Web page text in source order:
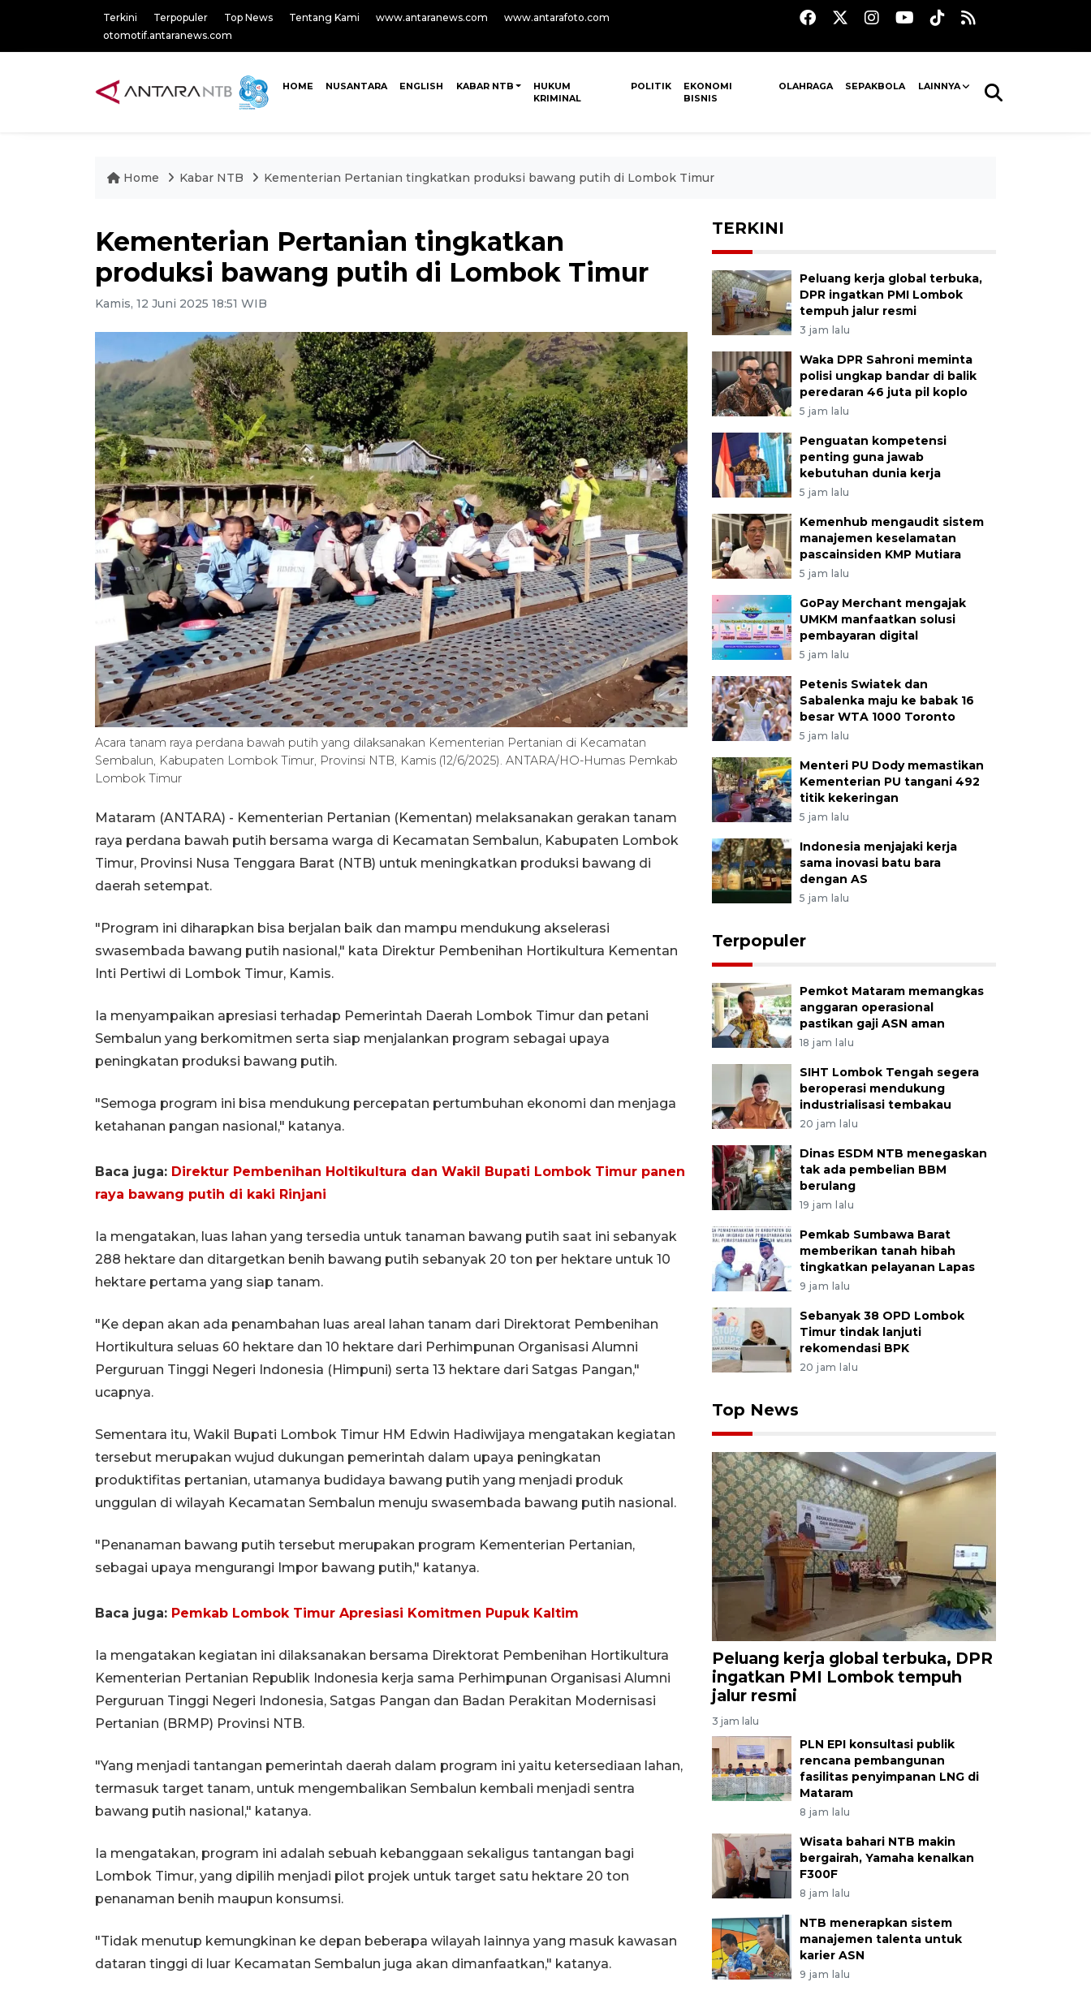
Terkini Terpopuler Top News Tentang Kami www.antaranews.com
www.antarafoto.com
otomotif.antaranews.com
HOME NUSANTARA ENGLISH KABAR NTB
HUKUM
KRIMINAL
POLITIK
EKONOMI
BISNIS
OLAHRAGA SEPAKBOLA LAINNYA
Home Kabar NTB Kementerian Pertanian tingkatkan produksi bawang putih di Lombok Timur
Kementerian Pertanian tingkatkan
produksi bawang putih di Lombok Timur
Kamis, 12 Juni 2025 18:51 WIB
Acara tanam raya perdana bawah putih yang dilaksanakan Kementerian Pertanian di Kecamatan
Sembalun, Kabupaten Lombok Timur, Provinsi NTB, Kamis (12/6/2025). ANTARA/HO-Humas Pemkab
Lombok Timur
Mataram (ANTARA) - Kementerian Pertanian (Kementan) melaksanakan gerakan tanam
raya perdana bawah putih bersama warga di Kecamatan Sembalun, Kabupaten Lombok
Timur, Provinsi Nusa Tenggara Barat (NTB) untuk meningkatkan produksi bawang di
daerah setempat.
"Program ini diharapkan bisa berjalan baik dan mampu mendukung akselerasi
swasembada bawang putih nasional," kata Direktur Pembenihan Hortikultura Kementan
Inti Pertiwi di Lombok Timur, Kamis.
Ia menyampaikan apresiasi terhadap Pemerintah Daerah Lombok Timur dan petani
Sembalun yang berkomitmen serta siap menjalankan program sebagai upaya
peningkatan produksi bawang putih.
"Semoga program ini bisa mendukung percepatan pertumbuhan ekonomi dan menjaga
ketahanan pangan nasional," katanya.
Baca juga: Direktur Pembenihan Holtikultura dan Wakil Bupati Lombok Timur panen
raya bawang putih di kaki Rinjani
Ia mengatakan, luas lahan yang tersedia untuk tanaman bawang putih saat ini sebanyak
288 hektare dan ditargetkan benih bawang putih sebanyak 20 ton per hektare untuk 10
hektare pertama yang siap tanam.
"Ke depan akan ada penambahan luas areal lahan tanam dari Direktorat Pembenihan
Hortikultura seluas 60 hektare dan 10 hektare dari Perhimpunan Organisasi Alumni
Perguruan Tinggi Negeri Indonesia (Himpuni) serta 13 hektare dari Satgas Pangan,"
ucapnya.
Sementara itu, Wakil Bupati Lombok Timur HM Edwin Hadiwijaya mengatakan kegiatan
tersebut merupakan wujud dukungan pemerintah dalam upaya peningkatan
produktifitas pertanian, utamanya budidaya bawang putih yang menjadi produk
unggulan di wilayah Kecamatan Sembalun menuju swasembada bawang putih nasional.
"Penanaman bawang putih tersebut merupakan program Kementerian Pertanian,
sebagai upaya mengurangi Impor bawang putih," katanya.
Baca juga: Pemkab Lombok Timur Apresiasi Komitmen Pupuk Kaltim
Ia mengatakan kegiatan ini dilaksanakan bersama Direktorat Pembenihan Hortikultura
Kementerian Pertanian Republik Indonesia kerja sama Perhimpunan Organisasi Alumni
Perguruan Tinggi Negeri Indonesia, Satgas Pangan dan Badan Perakitan Modernisasi
Pertanian (BRMP) Provinsi NTB.
"Yang menjadi tantangan pemerintah daerah dalam program ini yaitu ketersediaan lahan,
termasuk target tanam, untuk mengembalikan Sembalun kembali menjadi sentra
bawang putih nasional," katanya.
Ia mengatakan, program ini adalah sebuah kebanggaan sekaligus tantangan bagi
Lombok Timur, yang dipilih menjadi pilot projek untuk target satu hektare 20 ton
penanaman benih maupun konsumsi.
"Tidak menutup kemungkinan ke depan beberapa wilayah lainnya yang masuk kawasan
dataran tinggi di luar Kecamatan Sembalun juga akan dimanfaatkan," katanya.
TERKINI
Peluang kerja global terbuka,
DPR ingatkan PMI Lombok
tempuh jalur resmi
3 jam lalu
Waka DPR Sahroni meminta
polisi ungkap bandar di balik
peredaran 46 juta pil koplo
5 jam lalu
Penguatan kompetensi
penting guna jawab
kebutuhan dunia kerja
5 jam lalu
Kemenhub mengaudit sistem
manajemen keselamatan
pascainsiden KMP Mutiara
5 jam lalu
GoPay Merchant mengajak
UMKM manfaatkan solusi
pembayaran digital
5 jam lalu
Petenis Swiatek dan
Sabalenka maju ke babak 16
besar WTA 1000 Toronto
5 jam lalu
Menteri PU Dody memastikan
Kementerian PU tangani 492
titik kekeringan
5 jam lalu
Indonesia menjajaki kerja
sama inovasi batu bara
dengan AS
5 jam lalu
Terpopuler
Pemkot Mataram memangkas
anggaran operasional
pastikan gaji ASN aman
18 jam lalu
SIHT Lombok Tengah segera
beroperasi mendukung
industrialisasi tembakau
20 jam lalu
Dinas ESDM NTB menegaskan
tak ada pembelian BBM
berulang
19 jam lalu
Pemkab Sumbawa Barat
memberikan tanah hibah
tingkatkan pelayanan Lapas
9 jam lalu
Sebanyak 38 OPD Lombok
Timur tindak lanjuti
rekomendasi BPK
20 jam lalu
Top News
Peluang kerja global terbuka, DPR
ingatkan PMI Lombok tempuh
jalur resmi
3 jam lalu
PLN EPI konsultasi publik
rencana pembangunan
fasilitas penyimpanan LNG di
Mataram
8 jam lalu
Wisata bahari NTB makin
bergairah, Yamaha kenalkan
F300F
8 jam lalu
NTB menerapkan sistem
manajemen talenta untuk
karier ASN
9 jam lalu